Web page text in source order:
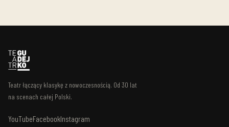
Teatr łączący klasykę z nowoczesnością. Od 30 lat
na scenach całej Polski.
YouTubeFacebookInstagram